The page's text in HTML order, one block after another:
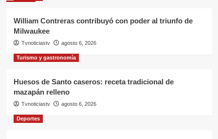
William Contreras contribuyó con poder al triunfo de
Milwaukee
Tvnoticiastv agosto 6, 2026
Turismo y gastronomía
Huesos de Santo caseros: receta tradicional de
mazapán relleno
Tvnoticiastv agosto 6, 2026
Deportes